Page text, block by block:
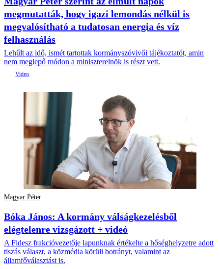
megmutatták, hogy igazi lemondás nélkül is
megvalósítható a tudatosan energia és víz
felhasználás
Lehűlt az idő, ismét tartottak kormányszóvivői tájékoztatót, amin
nem meglepő módon a miniszterelnök is részt vett.
Magyar Péter
Bóka János: A kormány válságkezelésből
elégtelenre vizsgázott + videó
A Fidesz frakcióvezetője lapunknak értékelte a hőséghelyzetre adott
tiszás választ, a közmédia körüli botrányt, valamint az
államfőválasztást is.